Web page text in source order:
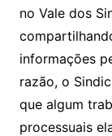
no Vale dos
informações
razão, o
que algum
processuais